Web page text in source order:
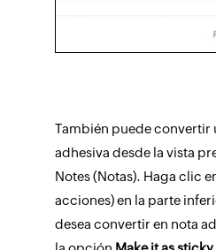
También puede convertir
adhesiva desde la vista
Notes (Notas). Haga clic
acciones) en la parte
desea convertir en nota